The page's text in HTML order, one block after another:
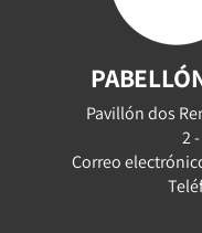
Pavillón dos
2
Correo